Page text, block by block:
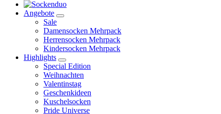
Angebote
Sale
Damensocken Mehrpack
Herrensocken Mehrpack
Kindersocken Mehrpack
Highlights
Special Edition
Weihnachten
Valentinstag
Geschenkideen
Kuschelsocken
Pride Universe